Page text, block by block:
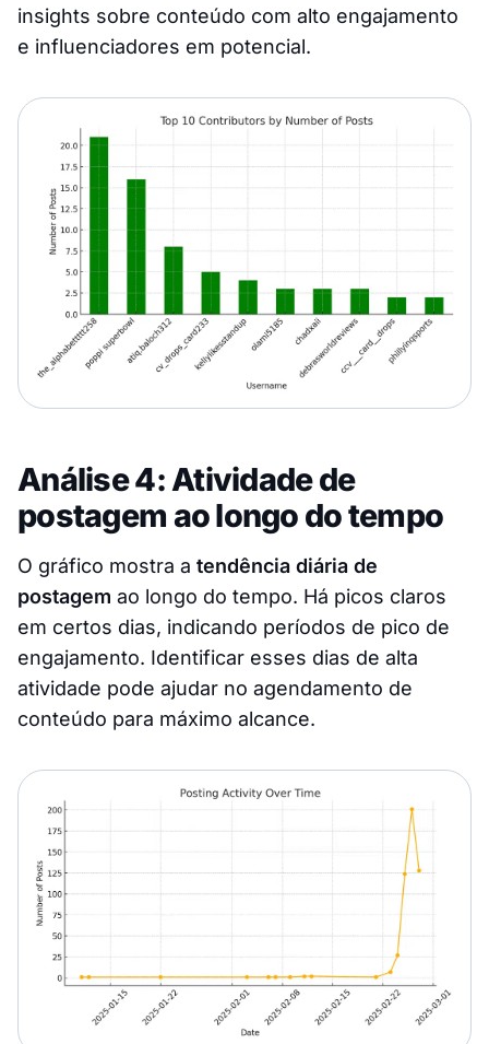
insights sobre conteúdo com alto engajamento
e influenciadores em potencial.
Análise 4: Atividade de
postagem ao longo do tempo
O gráfico mostra a tendência diária de
postagem ao longo do tempo. Há picos claros
em certos dias, indicando períodos de pico de
engajamento. Identificar esses dias de alta
atividade pode ajudar no agendamento de
conteúdo para máximo alcance.